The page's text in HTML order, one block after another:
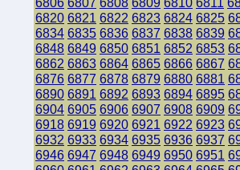
6820 6821 6822 6823 6824 6825
6834 6835 6836 6837 6838 6839
6848 6849 6850 6851 6852 6853
6862 6863 6864 6865 6866 6867
6876 6877 6878 6879 6880 6881
6890 6891 6892 6893 6894 6895
6904 6905 6906 6907 6908 6909
6918 6919 6920 6921 6922 6923
6932 6933 6934 6935 6936 6937
6946 6947 6948 6949 6950 6951